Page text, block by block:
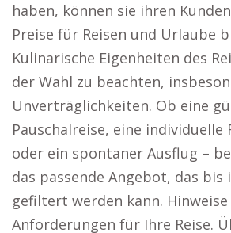
haben, können sie ihren
Preise für Reisen und Urlaube
Kulinarische Eigenheiten des
der Wahl zu beachten,
Unverträglichkeiten. Ob eine
Pauschalreise, eine individuelle
oder ein spontaner Ausflug –
das passende Angebot, das bis
gefiltert werden kann. Hinweise
Anforderungen für Ihre Reise.